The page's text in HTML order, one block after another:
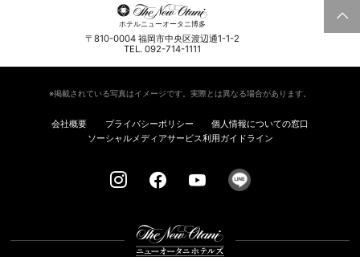
ホテルニューオータニ博多
〒810-0004 福岡市中央区渡辺通1-1-2
TEL. 092-714-1111
※掲載されている写真はイメージです。実際とは異なる場合があります。
会社概要 プライバシーポリシー
個人情報についての窓口
ソーシャルメディアサービス利用ガイドライン